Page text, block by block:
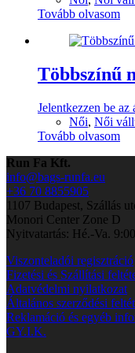
Tovább olvasom
Többszínű
Jelentkezzen be az
Női, Női
Tovább olvasom
Run Fa Kft.
info@bags-runfa.eu
+36 70 8855905
1107 Budapest, Szállás
Monori Center Zone D
Nyitvatartás: Hé.-Va.
Viszonteladói regisztráció
Fizetési és Szállítási
Adatvédelmi nyilatkozat
Általános szerződési
Reklamáció és egyéb
GY.I.K.